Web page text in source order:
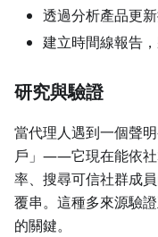
透過分析產品更
建立時間線報告
研究與驗證
當代理人遇到一個聲
戶」——它現在能依社
率、搜尋可信社群成
覆串。這種多來源驗
的關鍵。